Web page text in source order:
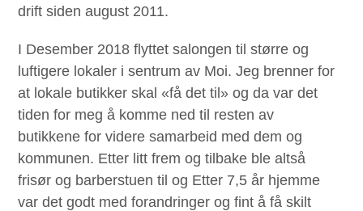
drift siden august 2011.
I Desember 2018 flyttet salongen til større og
luftigere lokaler i sentrum av Moi. Jeg brenner for
at lokale butikker skal «få det til» og da var det
tiden for meg å komme ned til resten av
butikkene for videre samarbeid med dem og
kommunen. Etter litt frem og tilbake ble altså
frisør og barberstuen til og Etter 7,5 år hjemme
var det godt med forandringer og fint å få skilt